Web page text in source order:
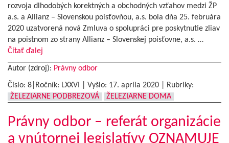
rozvoja dlhodobých korektných a obchodných vzťahov medzi ŽP
a.s. a Allianz – Slovenskou poisťovňou, a.s. bola dňa 25. februára
2020 uzatvorená nová Zmluva o spolupráci pre poskytnutie zliav
na poistnom zo strany Allianz – Slovenskej poisťovne, a.s. …
Čítať ďalej
Autor (zdroj): Právny odbor
Číslo: 8|Ročník: LXXVI | Vyšlo: 17. apríla 2020
Rubriky:
ŽELEZIARNE PODBREZOVÁ
ŽELEZIARNE DOMA
Právny odbor – referát organizácie
a vnútornej legislatívy OZNAMUJE